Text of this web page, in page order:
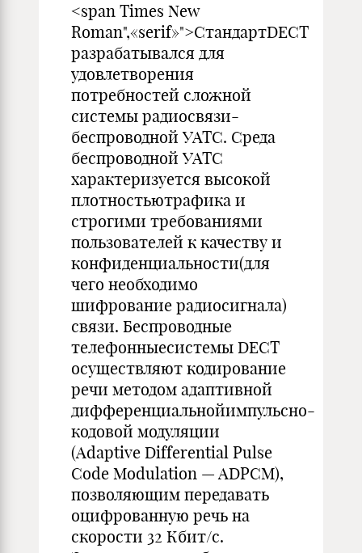
<span Times New
Roman",«serif»">СтандартDECT
разрабатывался для
удовлетворения
потребностей сложной
системы радиосвязи-
беспроводной УАТС. Среда
беспроводной УАТС
характеризуется высокой
плотностьютрафика и
строгими требованиями
пользователей к качеству и
конфиденциальности(для
чего необходимо
шифрование радиосигнала)
связи. Беспроводные
телефонныесистемы DECT
осуществляют кодирование
речи методом адаптивной
дифференциальнойимпульсно-
кодовой модуляции
(Adaptive Differential Pulse
Code Modulation — ADPCM),
позволяющим передавать
оцифрованную речь на
скорости 32 Кбит/с.